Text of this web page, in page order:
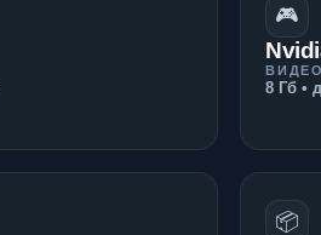
🎮
8 Гб •
📦